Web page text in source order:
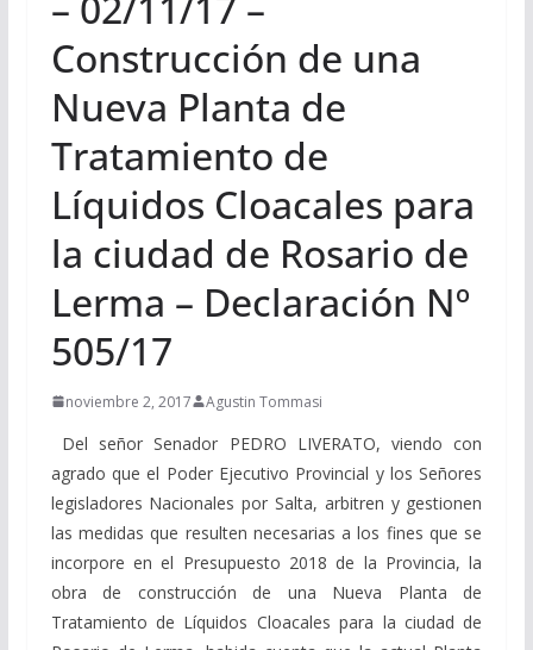
Construcción de una
Nueva Planta de
Tratamiento de
Líquidos Cloacales para
la ciudad de Rosario de
Lerma – Declaración Nº
505/17
noviembre 2, 2017 Agustin Tommasi
Del señor Senador PEDRO LIVERATO, viendo con
agrado que el Poder Ejecutivo Provincial y los Señores
legisladores Nacionales por Salta, arbitren y gestionen
las medidas que resulten necesarias a los fines que se
incorpore en el Presupuesto 2018 de la Provincia, la
obra de construcción de una Nueva Planta de
Tratamiento de Líquidos Cloacales para la ciudad de